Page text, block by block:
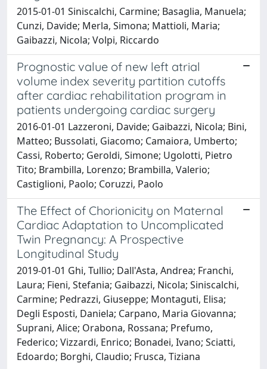
2015-01-01 Siniscalchi, Carmine; Basaglia, Manuela;
Cunzi, Davide; Merla, Simona; Mattioli, Maria;
Gaibazzi, Nicola; Volpi, Riccardo
Prognostic value of new left atrial
volume index severity partition cutoffs
after cardiac rehabilitation program in
patients undergoing cardiac surgery
2016-01-01 Lazzeroni, Davide; Gaibazzi, Nicola; Bini,
Matteo; Bussolati, Giacomo; Camaiora, Umberto;
Cassi, Roberto; Geroldi, Simone; Ugolotti, Pietro
Tito; Brambilla, Lorenzo; Brambilla, Valerio;
Castiglioni, Paolo; Coruzzi, Paolo
The Effect of Chorionicity on Maternal
Cardiac Adaptation to Uncomplicated
Twin Pregnancy: A Prospective
Longitudinal Study
2019-01-01 Ghi, Tullio; Dall'Asta, Andrea; Franchi,
Laura; Fieni, Stefania; Gaibazzi, Nicola; Siniscalchi,
Carmine; Pedrazzi, Giuseppe; Montaguti, Elisa;
Degli Esposti, Daniela; Carpano, Maria Giovanna;
Suprani, Alice; Orabona, Rossana; Prefumo,
Federico; Vizzardi, Enrico; Bonadei, Ivano; Sciatti,
Edoardo; Borghi, Claudio; Frusca, Tiziana